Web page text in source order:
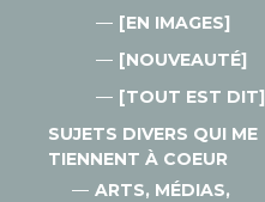
[EN IMAGES]
[NOUVEAUTÉ]
[TOUT EST DIT]
SUJETS DIVERS QUI ME
TIENNENT À COEUR
ARTS, MÉDIAS,